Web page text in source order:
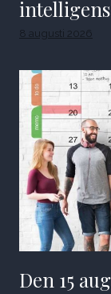
8 augusti 2026
Den 15